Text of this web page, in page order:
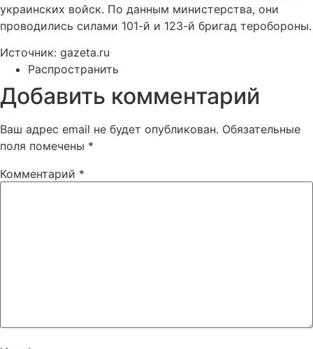
украинских войск. По данным министерства, они
проводились силами 101-й и 123-й бригад теробороны.
Источник: gazeta.ru
Распространить
Добавить комментарий
Ваш адрес email не будет опубликован. Обязательные
поля помечены *
Комментарий *